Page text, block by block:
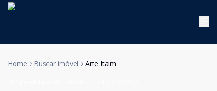
Home Buscar imóvel Arte Itaim